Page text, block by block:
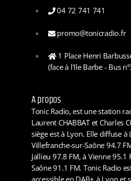
04 72 741 741
promo@tonicradio.fr
1 Place Henri
(face à l'Ile Barbe - Bus
A propos
Tonic Radio, est une station
Laurent CHABBAT et Charles
siège est à Lyon. Elle diffuse à
Villefranche-sur-Saône 94.7
Jallieu 97.8 FM, à Vienne 95.1
Saône 91.1 FM. Tonic Radio
accessible en DAB+ à Lyon et